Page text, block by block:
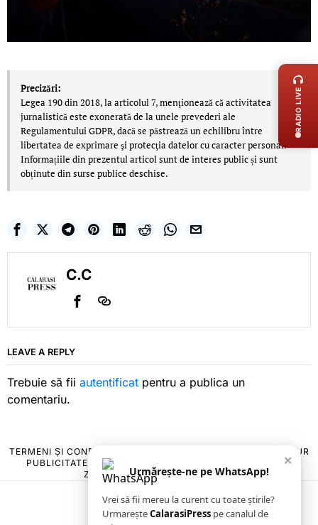
Precizări:
Legea 190 din 2018, la articolul 7, menţionează că activitatea
jurnalistică este exonerată de la unele prevederi ale
Regulamentului GDPR, dacă se păstrează un echilibru între
libertatea de exprimare şi protecţia datelor cu caracter personal.
Informațiile din prezentul articol sunt de interes public și sunt
obținute din surse publice deschise.
C.C
LEAVE A REPLY
Trebuie să fii autentificat pentru a publica un
comentariu.
TERMENI ȘI CONDIȚII
POLITICA DE ANULARE & RETUR
PUBLICITATE ONLINE & TIPĂRITĂ
CONTACT
ZIARUL ANUNȚUL CĂLĂRĂȘEAN
×
Urmărește-ne pe WhatsApp!
Vrei să fii mereu la curent cu toate știrile?
UrmareșteCalarasiPress pe canalul de
RADIO LIVE